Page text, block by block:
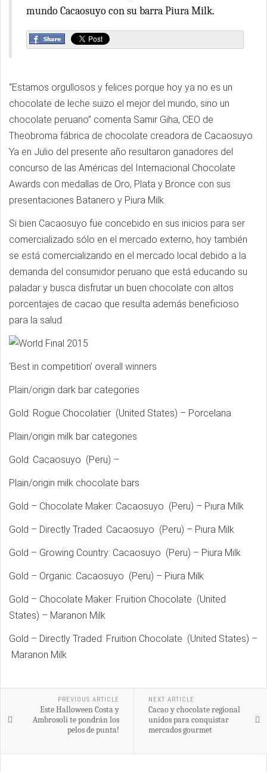
mundo Cacaosuyo con su barra Piura Milk.
“Estamos orgullosos y felices porque hoy ya no es un
chocolate de leche suizo el mejor del mundo, sino un
chocolate peruano” comenta Samir Giha, CEO de
Theobroma fábrica de chocolate creadora de Cacaosuyo.
Ya en Julio del presente año resultaron ganadores del
concurso de las Américas del Internacional Chocolate
Awards con medallas de Oro, Plata y Bronce con sus
presentaciones Batanero y Piura Milk.
Si bien Cacaosuyo fue concebido en sus inicios para ser
comercializado sólo en el mercado externo, hoy también
se está comercializando en el mercado local debido a la
demanda del consumidor peruano que está educando su
paladar y busca disfrutar un buen chocolate con altos
porcentajes de cacao que resulta además beneficioso
para la salud.
‘Best in competition’ overall winners
Plain/origin dark bar categories
Gold: Rogue Chocolatier (United States) – Porcelana
Plain/origin milk bar categories
Gold: Cacaosuyo (Peru) –
Plain/origin milk chocolate bars
Gold – Chocolate Maker: Cacaosuyo (Peru) – Piura Milk
Gold – Directly Traded: Cacaosuyo (Peru) – Piura Milk
Gold – Growing Country: Cacaosuyo (Peru) – Piura Milk
Gold – Organic: Cacaosuyo (Peru) – Piura Milk
Gold – Chocolate Maker: Fruition Chocolate (United
States) – Maranon Milk
Gold – Directly Traded: Fruition Chocolate (United States) –
Maranon Milk
PREVIOUS ARTICLE
Este Halloween Costa y
Ambrosoli te pondrán los
pelos de punta!
NEXT ARTICLE
Cacao y chocolate regional
unidos para conquistar
mercados gourmet